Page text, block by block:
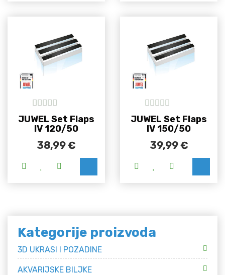
5out of 5
JUWEL Set Flaps
IV 120/50
38,99€
5out of 5
JUWEL Set Flaps
IV 150/50
39,99€
Kategorije proizvoda
3D UKRASI I POZADINE
AKVARIJSKE BILJKE